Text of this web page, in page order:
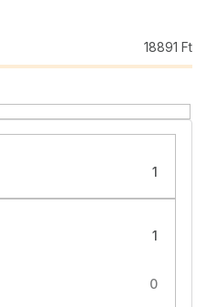
18891 Ft
1
1
0